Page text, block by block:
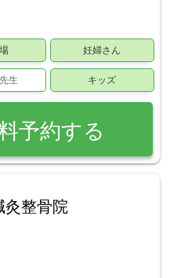
妊婦さん
生 キッズ
予約する
灸整骨院